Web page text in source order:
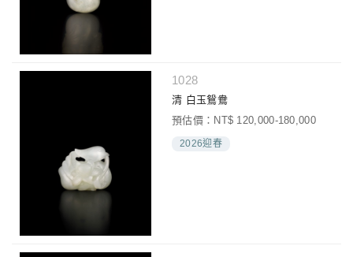
1028
清 白玉鴛鴦
預估價：NT$ 120,000-180,000
2026迎春